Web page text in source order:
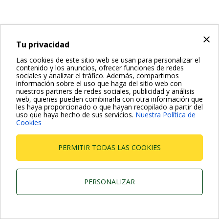
×
Tu privacidad
Las cookies de este sitio web se usan para personalizar el
contenido y los anuncios, ofrecer funciones de redes
sociales y analizar el tráfico. Además, compartimos
información sobre el uso que haga del sitio web con
nuestros partners de redes sociales, publicidad y análisis
web, quienes pueden combinarla con otra información que
les haya proporcionado o que hayan recopilado a partir del
uso que haya hecho de sus servicios. Nuestra Política de
Cookies
PERMITIR TODAS LAS COOKIES
PERSONALIZAR